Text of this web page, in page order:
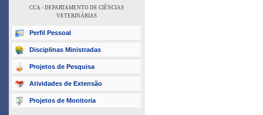
CCA - DEPARTAMENTO DE CIÊNCIAS
VETERINÁRIAS
Perfil Pessoal
Disciplinas Ministradas
Projetos de Pesquisa
Atividades de Extensão
Projetos de Monitoria